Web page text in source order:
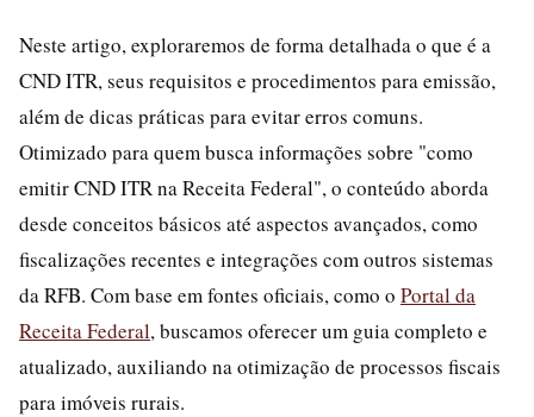
Neste artigo, exploraremos de forma detalhada o que é a
CND ITR, seus requisitos e procedimentos para emissão,
além de dicas práticas para evitar erros comuns.
Otimizado para quem busca informações sobre "como
emitir CND ITR na Receita Federal", o conteúdo aborda
desde conceitos básicos até aspectos avançados, como
fiscalizações recentes e integrações com outros sistemas
da RFB. Com base em fontes oficiais, como o Portal da
Receita Federal, buscamos oferecer um guia completo e
atualizado, auxiliando na otimização de processos fiscais
para imóveis rurais.